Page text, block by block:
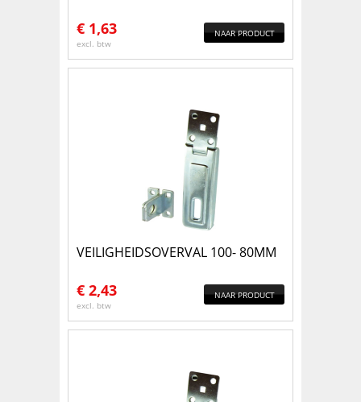
€ 1,63
excl. btw
NAAR PRODUCT
VEILIGHEIDSOVERVAL 100- 80MM
€ 2,43
excl. btw
NAAR PRODUCT